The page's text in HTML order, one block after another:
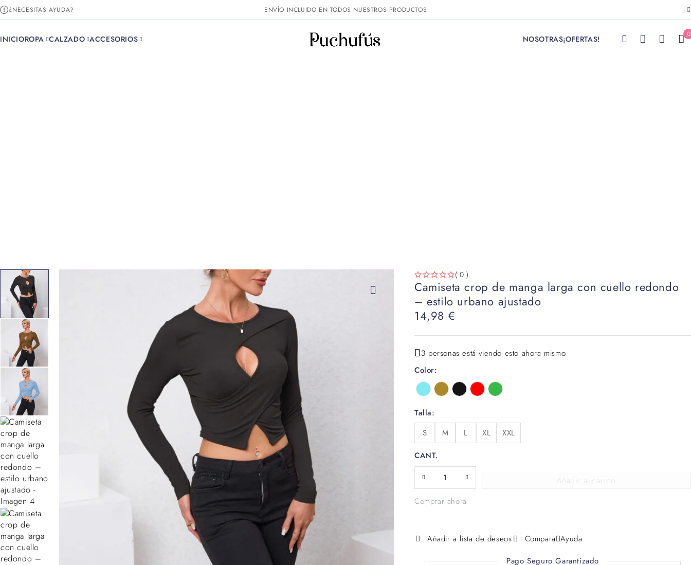
¿NECESITAS AYUDA? ENVÍO INCLUIDO EN TODOS NUESTROS PRODUCTOS
INICIOROPA CALZADO ACCESORIOS NOSOTRAS¡OFERTAS! 0
( 0 )
Camiseta crop de manga larga con cuello redondo
– estilo urbano ajustado
14,98 €
3 personas está viendo esto ahora mismo
Color
Talla
S
M L XL
XXL
CANT.
Añadir al carrito
Comprar ahora
Añadir a lista de deseos Compara Ayuda
Pago Seguro Garantizado